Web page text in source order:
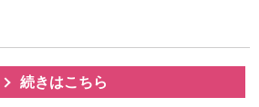
続きはこちら